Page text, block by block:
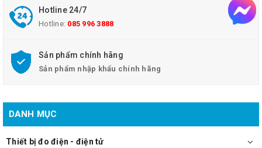
Hotline 24/7
Hotline: 085 996 3888
Sản phẩm chính hãng
Sản phẩm nhập khẩu chính hãng
DANH MỤC
Thiết bị đo điện - điện tử